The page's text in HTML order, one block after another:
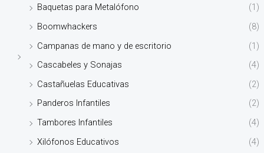
Baquetas para Metalófono
(1)
Boomwhackers
(8)
Campanas de mano y de escritorio
(1)
Cascabeles y Sonajas
(4)
Castañuelas Educativas
(2)
Panderos Infantiles
(2)
Tambores Infantiles
(4)
Xilófonos Educativos
(4)